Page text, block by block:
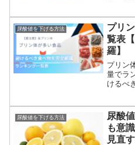
尿酸値を下げる方法
プリ
覧表
羅】
プリン
量でラ
けるべ
す。
尿酸値を下げる方法
尿酸
も意
見直